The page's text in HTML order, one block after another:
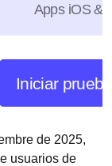
Apps iOS &
Iniciar
de 2025,
usuarios de